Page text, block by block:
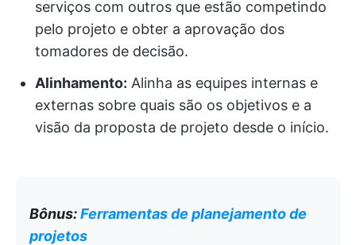
serviços com outros que estão competindo
pelo projeto e obter a aprovação dos
tomadores de decisão.
Alinhamento: Alinha as equipes internas e
externas sobre quais são os objetivos e a
visão da proposta de projeto desde o início.
Bônus:Ferramentas de planejamento de
projetos